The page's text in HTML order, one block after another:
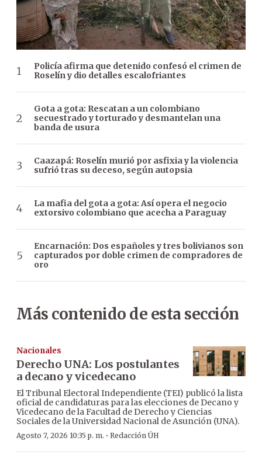
Policía afirma que detenido confesó el crimen de
Roselín y dio detalles escalofriantes
Gota a gota: Rescatan a un colombiano
secuestrado y torturado y desmantelan una
banda de usura
Caazapá: Roselín murió por asfixia y la violencia
sufrió tras su deceso, según autopsia
La mafia del gota a gota: Así opera el negocio
extorsivo colombiano que acecha a Paraguay
Encarnación: Dos españoles y tres bolivianos son
capturados por doble crimen de compradores de
oro
Más contenido de esta sección
Nacionales
Derecho UNA: Los postulantes
a decano y vicedecano
El Tribunal Electoral Independiente (TEI) publicó la lista
oficial de candidaturas para las elecciones de Decano y
Vicedecano de la Facultad de Derecho y Ciencias
Sociales de la Universidad Nacional de Asunción (UNA).
Agosto 7, 2026 10:35 p. m. · Redacción ÚH